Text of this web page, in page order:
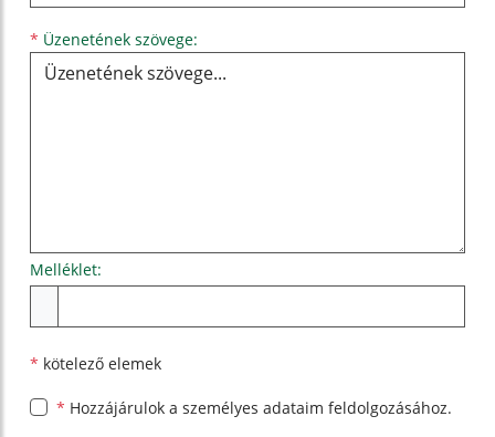
* Üzenetének szövege:
Melléklet:
* kötelező elemek
* Hozzájárulok a személyes adataim feldolgozásához.